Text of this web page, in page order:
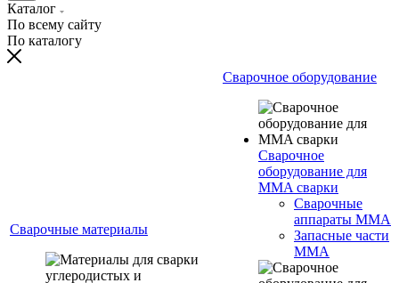
Каталог
По всему сайту
По каталогу
Сварочные материалы
Сварочное оборудование
Сварочное
оборудование для
MMA сварки
Сварочные
аппараты MMA
Запасные части
MMA